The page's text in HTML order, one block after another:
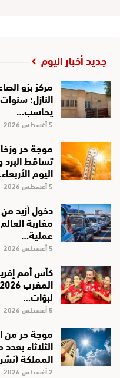
جديد أخبار اليوم
مركز بزو
النازل:
يحاسب…
5 أغسطس 2026
موجة حر
تساقط
اليوم
5 أغسطس 2026
مغاربة
عملية…
5 أغسطس 2026
كأس أمم
لبؤات…
5 أغسطس 2026
موجة حر من
الثلاثاء
المملكة
2 أغسطس 2026